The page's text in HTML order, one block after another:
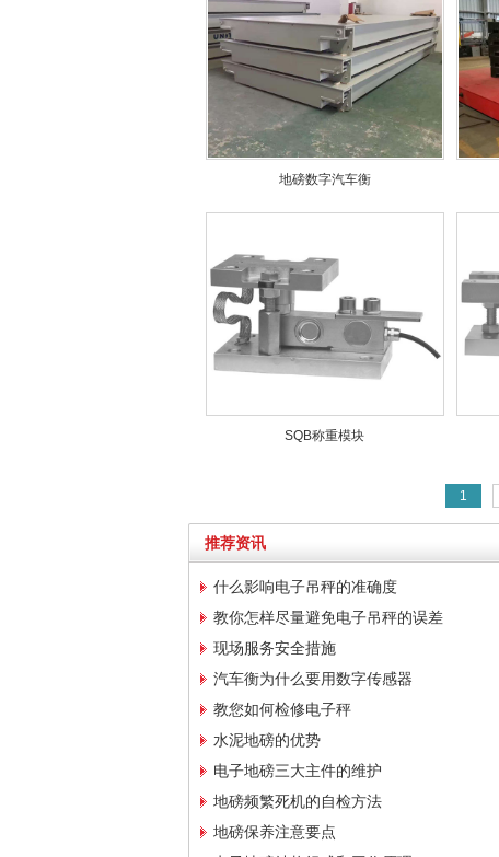
地磅数字汽车衡
SQB称重模块
1
推荐资讯
什么影响电子吊秤的准确度
教你怎样尽量避免电子吊秤的误差
现场服务安全措施
汽车衡为什么要用数字传感器
教您如何检修电子秤
水泥地磅的优势
电子地磅三大主件的维护
地磅频繁死机的自检方法
地磅保养注意要点